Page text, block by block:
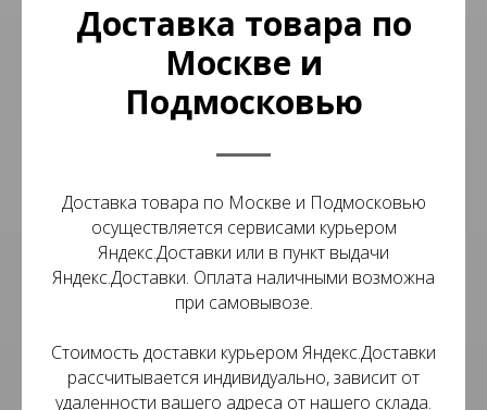
Доставка товара по
Москве и
Подмосковью
Доставка товара по Москве и Подмосковью
осуществляется сервисами курьером
Яндекс.Доставки или в пункт выдачи
Яндекс.Доставки. Оплата наличными возможна
при самовывозе.
Стоимость доставки курьером Яндекс.Доставки
рассчитывается индивидуально, зависит от
удаленности вашего адреса от нашего склада.